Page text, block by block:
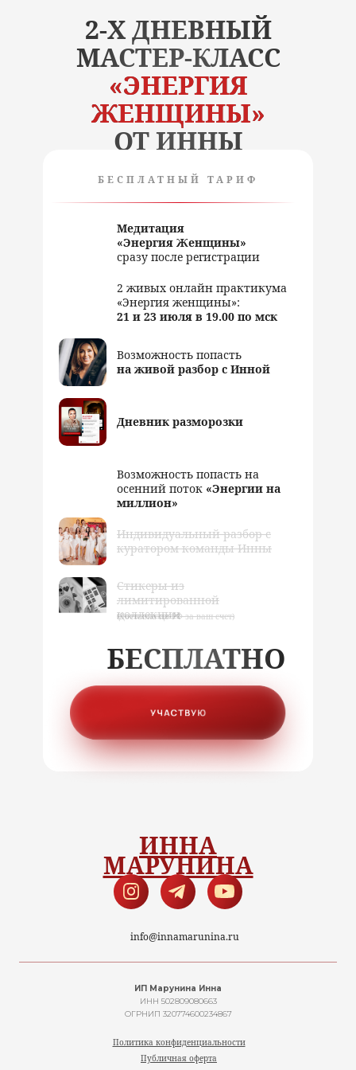
2-Х ДНЕВНЫЙ
МАСТЕР-КЛАСС
«ЭНЕРГИЯ
ЖЕНЩИНЫ»
ОТ ИННЫ
МАРУНИНОЙ
Медитация
«Энергия Женщины»
сразу после регистрации
БЕСПЛАТНЫЙ ТАРИФ
2 живых онлайн практикума
«Энергия женщины»:
21 и 23 июля в 19.00 по мск
Возможность попасть
на живой разбор с Инной
Возможность попасть на
осенний поток «Энергии на
миллион»
Дневник разморозки
БЕСПЛАТНО
Индивидуальный разбор с
куратором команды Инны
(Доставка по РФ за ваш счет)
Стикеры из
лимитированной
коллекции
ИННА
МАРУНИНА
Политика конфиденциальности
Публичная оферта
ИП Марунина Инна
ИНН 502809080663
ОГРНИП 320774600234867
info@innamarunina.ru